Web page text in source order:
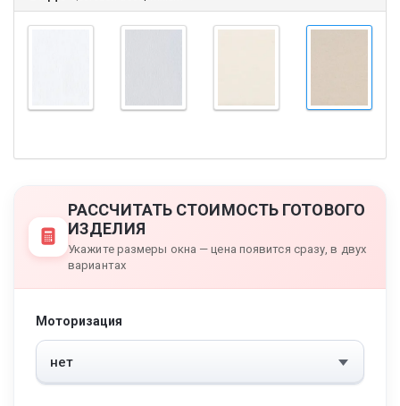
РАССЧИТАТЬ СТОИМОСТЬ ГОТОВОГО
ИЗДЕЛИЯ
Укажите размеры окна — цена появится сразу, в двух
вариантах
Моторизация